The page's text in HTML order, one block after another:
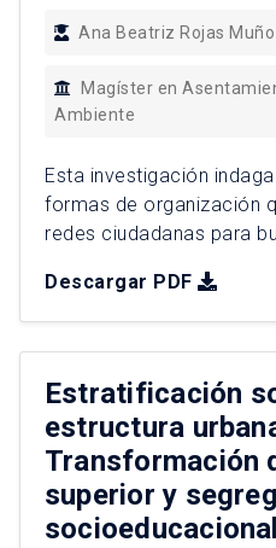
Ana Beatriz Rojas
Magíster en
Ambiente
Esta investigación
formas de organización
redes ciudadanas para
de caso de tres redes
a la red nacional de
aborda el estudio
ciudadanas en el […]
Descargar PDF
Estratificación
estructura
Transformación
superior y